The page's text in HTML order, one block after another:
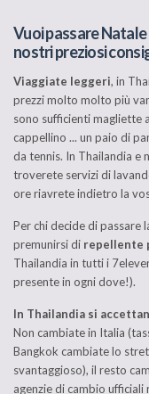
Vuoi passare
nostri preziosi
Viaggiate leggeri, in
prezzi molto molto più
sono sufficienti magliette
cappellino ... un paio di
da tennis. In Thailandia e
troverete servizi di
ore riavrete indietro la
Per chi decide di passare
premunirsi di repellente
Thailandia in tutti i
presente in ogni dove!).
In Thailandia si
Non cambiate in Italia
Bangkok cambiate lo
svantaggioso), il resto
agenzie di cambio